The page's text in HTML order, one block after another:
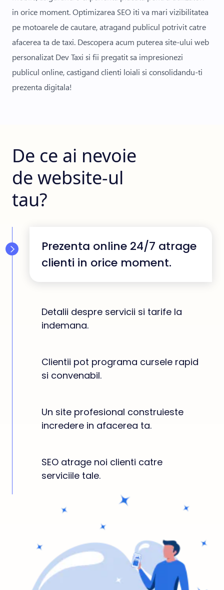
in orice moment. Optimizarea SEO iti va mari vizibilitatea
pe motoarele de cautare, atragand publicul potrivit catre
afacerea ta de taxi. Descopera acum puterea site-ului web
personalizat Dev Taxi si fii pregatit sa impresionezi
publicul online, castigand clienti loiali si consolidandu-ti
prezenta digitala!
De ce ai nevoie
de website-ul
tau?
Prezenta online 24/7 atrage
clienti in orice moment.
Detalii despre servicii si tarife la
indemana.
Clientii pot programa cursele rapid
si convenabil.
Un site profesional construieste
incredere in afacerea ta.
SEO atrage noi clienti catre
serviciile tale.